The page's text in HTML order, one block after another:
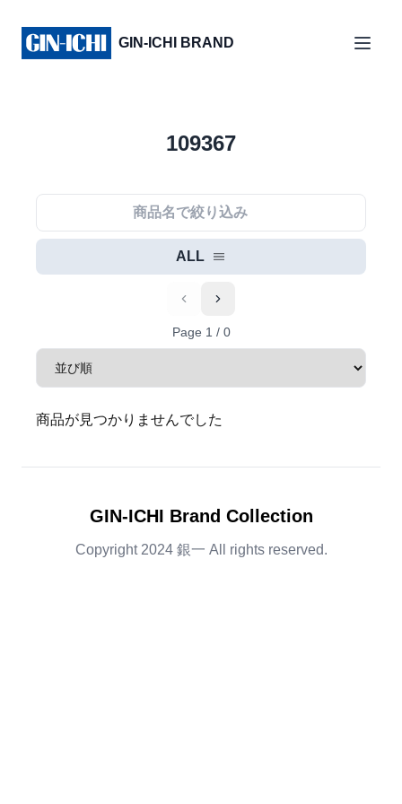
GIN-ICHI BRAND
109367
ALL
PreviousNext
Page 1 / 0
商品が見つかりませんでした
GIN-ICHI Brand Collection
Copyright 2024 銀一 All rights reserved.